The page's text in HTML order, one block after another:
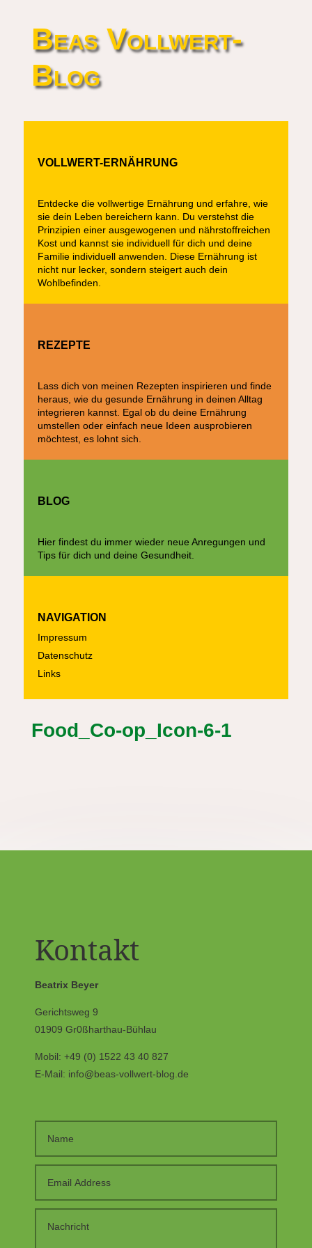
Beas Vollwert-
Blog
VOLLWERT-ERNÄHRUNG
Entdecke die vollwertige Ernährung und erfahre, wie
sie dein Leben bereichern kann. Du verstehst die
Prinzipien einer ausgewogenen und nährstoffreichen
Kost und kannst sie individuell für dich und deine
Familie individuell anwenden. Diese Ernährung ist
nicht nur lecker, sondern steigert auch dein
Wohlbefinden.
REZEPTE
Lass dich von meinen Rezepten inspirieren und finde
heraus, wie du gesunde Ernährung in deinen Alltag
integrieren kannst. Egal ob du deine Ernährung
umstellen oder einfach neue Ideen ausprobieren
möchtest, es lohnt sich.
BLOG
Hier findest du immer wieder neue Anregungen und
Tips für dich und deine Gesundheit.
NAVIGATION
Impressum
Datenschutz
Links
Food_Co-op_Icon-6-1
Kontakt
Beatrix Beyer
Gerichtsweg 9
01909 Gr0ßharthau-Bühlau
Mobil: +49 (0) 1522 43 40 827
E-Mail: info@beas-vollwert-blog.de